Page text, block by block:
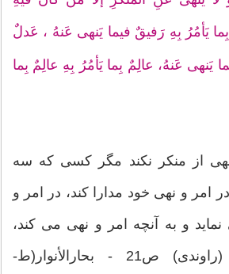
يَأمُرُ بِهِ رَفيقٌ فيما يَنهى عَنهُ ، عَدلٌ
يَنهى عَنهُ، عالِمٌ بِما يَأمُرُ بِهِ عالِمٌ بِما
از منكر نكند مگر كسى كه سه
امر و نهى خود مدارا كند، در امر و
و به آنچه امر و نهى مى كند،
دانا باشد.....نوادر (راوندی) ص21 - بحارالأنوار(ط-